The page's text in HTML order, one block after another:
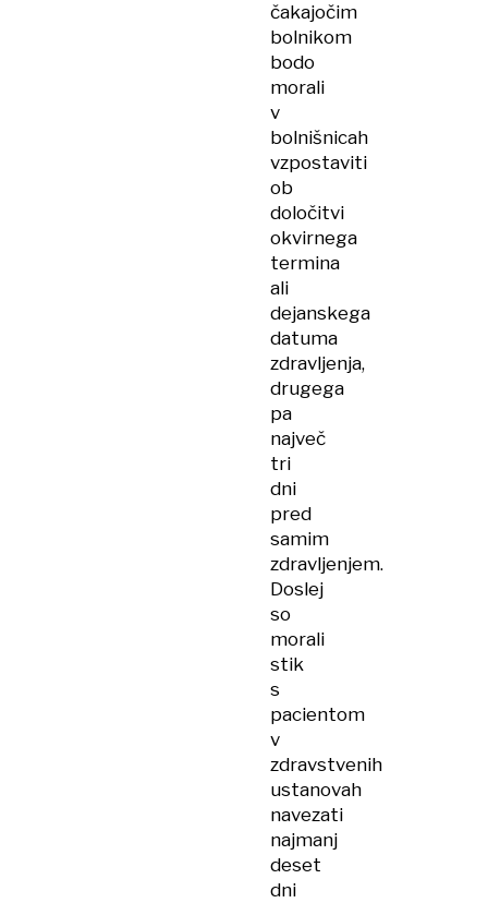
čakajočim
bolnikom
bodo
morali
v
bolnišnicah
vzpostaviti
ob
določitvi
okvirnega
termina
ali
dejanskega
datuma
zdravljenja,
drugega
pa
največ
tri
dni
pred
samim
zdravljenjem.
Doslej
so
morali
stik
s
pacientom
v
zdravstvenih
ustanovah
navezati
najmanj
deset
dni